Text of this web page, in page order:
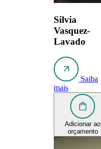
Silvia
Vasquez-
Lavado
Saiba
mais
Adicionar ao
orçamento